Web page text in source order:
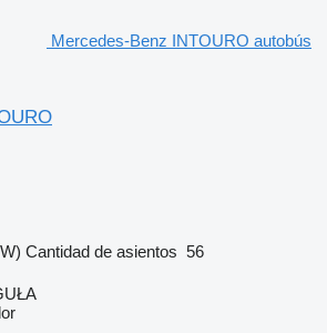
Mercedes-Benz INTOURO autobús
Cantidad de asientos 56